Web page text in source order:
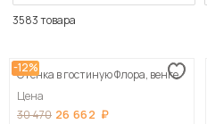
Сначала дорогие
3583 товара
-12%
Стенка в гостиную Флора, венге
Цена
30 470 26 662